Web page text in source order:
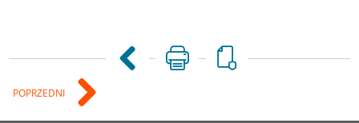
POPRZEDNI